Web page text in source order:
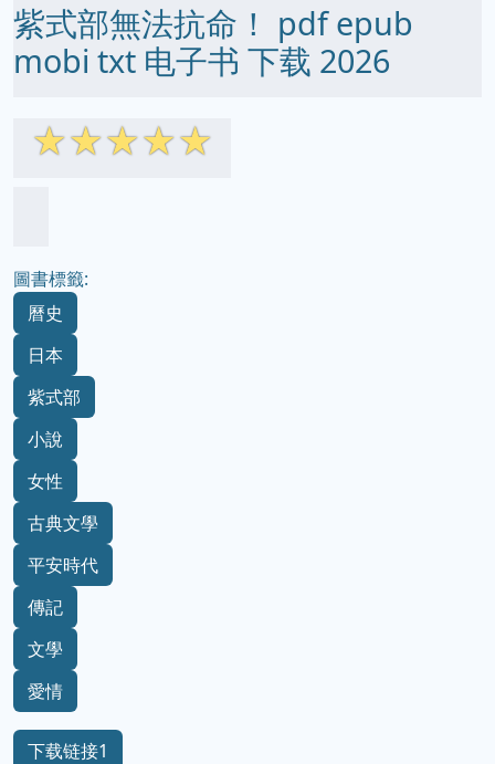
紫式部無法抗命！ pdf epub
mobi txt 电子书 下载 2026
☆☆☆☆☆
圖書標籤:
曆史
日本
紫式部
小說
女性
古典文學
平安時代
傳記
文學
愛情
下载链接1